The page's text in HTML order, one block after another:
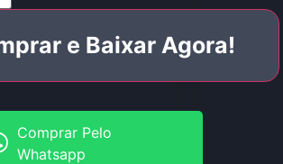
e Baixar Agora!
Comprar Pelo
Whatsapp